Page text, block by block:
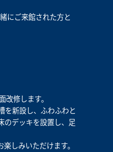
にご来館された方と
修します。
を新設し、ふわふわと
のデッキを設置し、足
しみいただけます。